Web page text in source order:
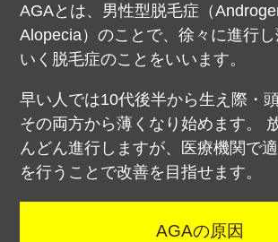
AGAとは、男性型脱毛症（
Alopecia）のことで、徐々に進行
いく脱毛症のことをいいます。
早い人では10代後半から生え際・
その両方から薄くなり始めます。
んどん進行しますが、医療機関で
を行うことで改善を目指せます。
AGAの原因